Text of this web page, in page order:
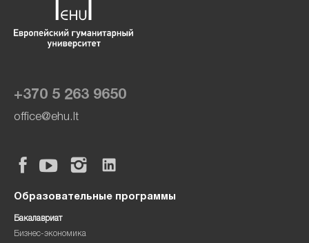
+370 5 263 9650
office@ehu.lt
Образовательные программы
Бакалавриат
Бизнес-экономика